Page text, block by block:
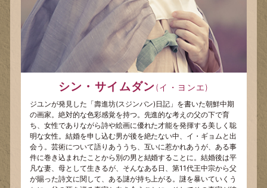
シン・サイムダン (イ・ヨンエ)
ジユンが発見した「壽進坊(スジンバン)日記」を書いた朝鮮中期
の画家。絶対的な色彩感覚を持つ。先進的な考えの父の下で育
ち、女性でありながら詩や絵画に優れた才能を発揮する美しく聡
明な女性。結婚を申し込む男が後を絶たない中、イ・ギョムと出
会う。芸術について語りあううち、互いに惹かれあうが、ある事
件に巻き込まれたことから別の男と結婚することに。結婚後は平
凡な妻、母として生きるが、そんなある日、第11代王中宗から父
が賜った詩文に関して、ある謎が持ち上がる。謎を暴いていくう